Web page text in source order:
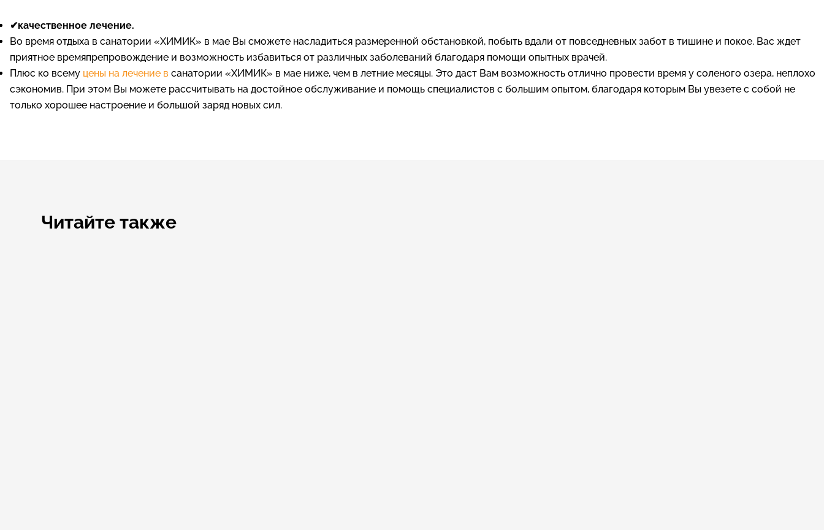
✔качественное лечение.
Во время отдыха в санатории «ХИМИК» в мае Вы сможете насладиться размеренной обстановкой, побыть вдали от повседневных забот в тишине и покое. Вас ждет
приятное времяпрепровождение и возможность избавиться от различных заболеваний благодаря помощи опытных врачей.
Плюс ко всему цены на лечение в санатории «ХИМИК» в мае ниже, чем в летние месяцы. Это даст Вам возможность отлично провести время у соленого озера, неплохо
сэкономив. При этом Вы можете рассчитывать на достойное обслуживание и помощь специалистов с большим опытом, благодаря которым Вы увезете с собой не
только хорошее настроение и большой заряд новых сил.
Читайте также